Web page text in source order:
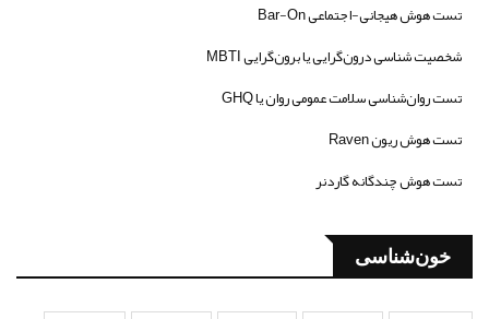
تست هوش هیجانی-اجتماعی Bar-On
شخصیت شناسی درون‌گرایی یا برون‌گرایی MBTI
تست روان‌شناسی سلامت عمومی روان یا GHQ
تست هوش ریون Raven
تست هوش چندگانه گاردنر
خون‌شناسی